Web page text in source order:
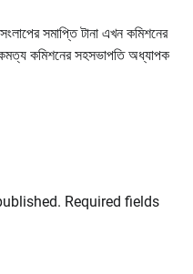
সমাপ্তি টানা এখন কমিশনের
কমিশনের সহসভাপতি অধ্যাপক
Required fields